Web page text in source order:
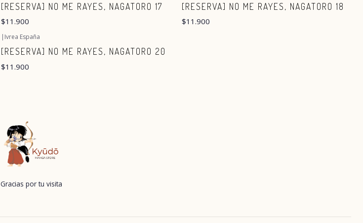
[RESERVA] NO ME RAYES, NAGATORO 17
$11.900
[RESERVA] NO ME RAYES, NAGATORO 18
$11.900
| Ivrea España
[RESERVA] NO ME RAYES, NAGATORO 20
$11.900
Gracias por tu visita